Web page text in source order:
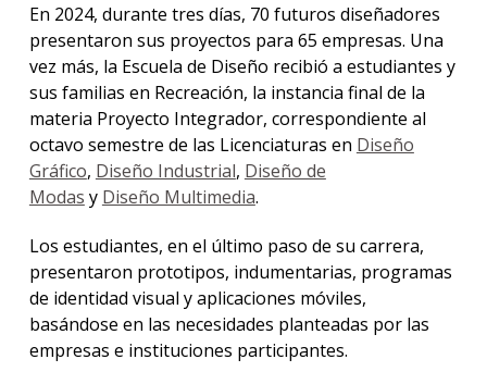
En 2024, durante tres días, 70 futuros diseñadores
presentaron sus proyectos para 65 empresas. Una
vez más, la Escuela de Diseño recibió a estudiantes y
sus familias en Recreación, la instancia final de la
materia Proyecto Integrador, correspondiente al
octavo semestre de las Licenciaturas en Diseño
Gráfico, Diseño Industrial, Diseño de
Modas y Diseño Multimedia.
Los estudiantes, en el último paso de su carrera,
presentaron prototipos, indumentarias, programas
de identidad visual y aplicaciones móviles,
basándose en las necesidades planteadas por las
empresas e instituciones participantes.